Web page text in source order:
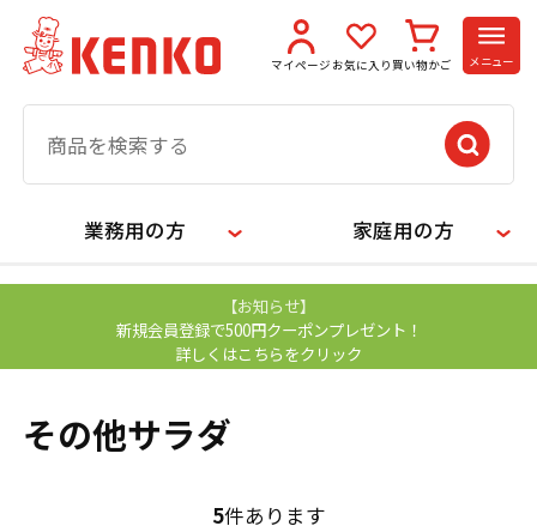
マイページ お気に入り 買い物かご メニュー
業務用の方 家庭用の方
【お知らせ】
新規会員登録で500円クーポンプレゼント！
詳しくはこちらをクリック
その他サラダ
5件あります